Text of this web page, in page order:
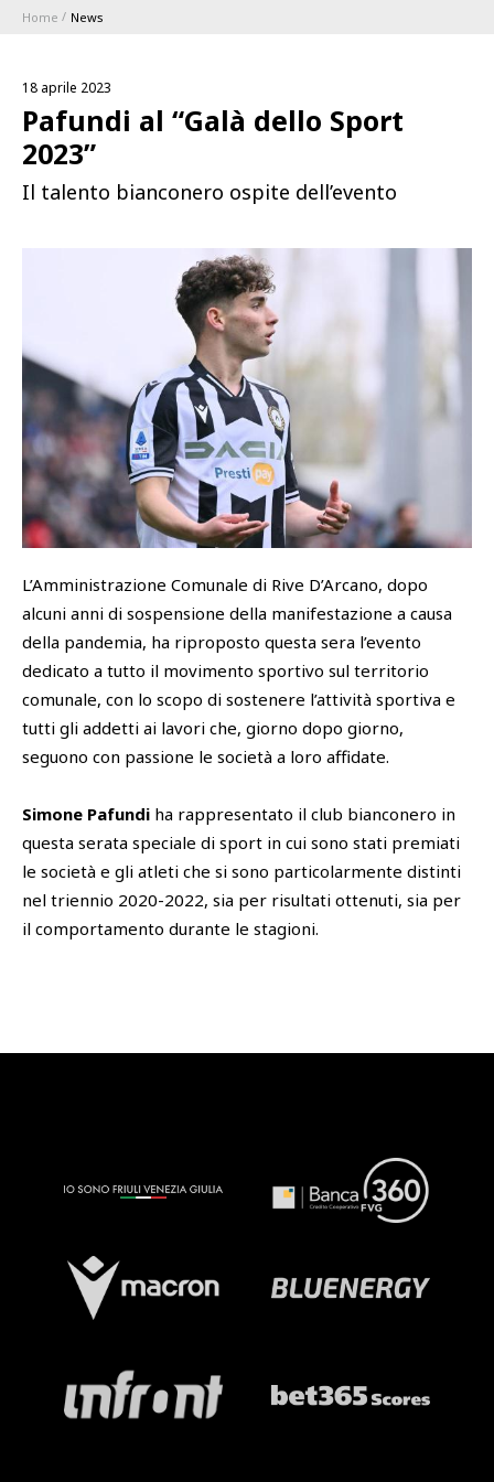
1896 MEMBERSHIP PROGRAM
Calendari e Risultati
Classifiche
Cattedra Universidad Europea
Esports
BLUENERGY STADIUM
MEETING CENTER
SPONSOR
SQUADRE
SHOP
PHOTOGALLERY
Home News
18 aprile 2023
Pafundi al “Galà dello Sport
2023”
Il talento bianconero ospite dell’evento
L’Amministrazione Comunale di Rive D’Arcano, dopo
alcuni anni di sospensione della manifestazione a causa
della pandemia, ha riproposto questa sera l’evento
dedicato a tutto il movimento sportivo sul territorio
comunale, con lo scopo di sostenere l’attività sportiva e
tutti gli addetti ai lavori che, giorno dopo giorno,
seguono con passione le società a loro affidate.
Simone Pafundi ha rappresentato il club bianconero in
questa serata speciale di sport in cui sono stati premiati
le società e gli atleti che si sono particolarmente distinti
nel triennio 2020-2022, sia per risultati ottenuti, sia per
il comportamento durante le stagioni.